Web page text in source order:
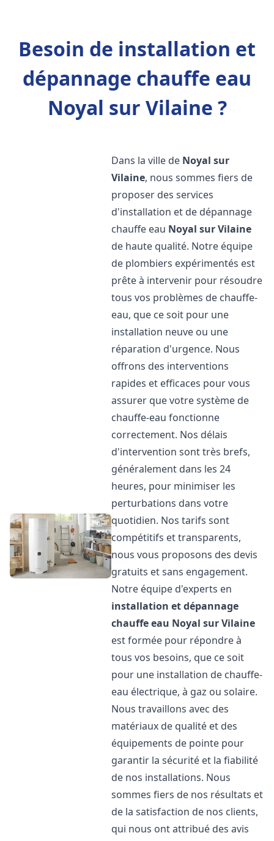
Besoin de installation et
dépannage chauffe eau
Noyal sur Vilaine ?
Dans la ville de Noyal sur
Vilaine, nous sommes fiers de
proposer des services
d'installation et de dépannage
chauffe eau Noyal sur Vilaine
de haute qualité. Notre équipe
de plombiers expérimentés est
prête à intervenir pour résoudre
tous vos problèmes de chauffe-
eau, que ce soit pour une
installation neuve ou une
réparation d'urgence. Nous
offrons des interventions
rapides et efficaces pour vous
assurer que votre système de
chauffe-eau fonctionne
correctement. Nos délais
d'intervention sont très brefs,
généralement dans les 24
heures, pour minimiser les
perturbations dans votre
quotidien. Nos tarifs sont
compétitifs et transparents,
nous vous proposons des devis
gratuits et sans engagement.
Notre équipe d'experts en
installation et dépannage
chauffe eau Noyal sur Vilaine
est formée pour répondre à
tous vos besoins, que ce soit
pour une installation de chauffe-
eau électrique, à gaz ou solaire.
Nous travaillons avec des
matériaux de qualité et des
équipements de pointe pour
garantir la sécurité et la fiabilité
de nos installations. Nous
sommes fiers de nos résultats et
de la satisfaction de nos clients,
qui nous ont attribué des avis